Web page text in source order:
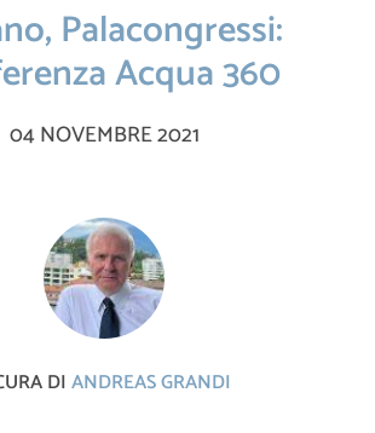
Palacongressi:
Acqua 360
04 NOVEMBRE 2021
DIANDREAS GRANDI